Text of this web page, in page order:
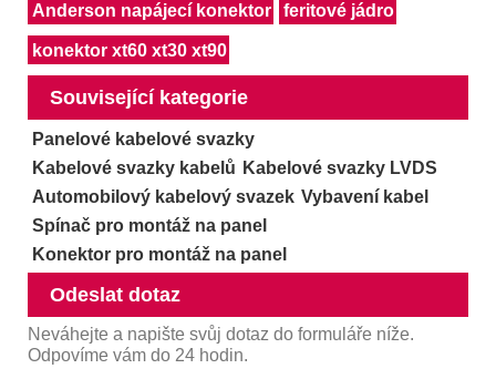
Anderson napájecí konektor feritové jádro
konektor xt60 xt30 xt90
Související kategorie
Panelové kabelové svazky
Kabelové svazky kabelů Kabelové svazky LVDS
Automobilový kabelový svazek Vybavení kabel
Spínač pro montáž na panel
Konektor pro montáž na panel
Odeslat dotaz
Neváhejte a napište svůj dotaz do formuláře níže.
Odpovíme vám do 24 hodin.